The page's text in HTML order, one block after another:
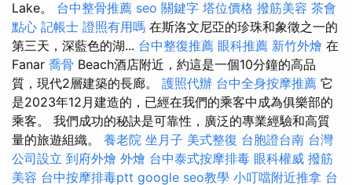
Lake。 台中整骨推薦 seo 關鍵字 塔位價格 撥筋美容 茶會
點心 記帳士 證照有用嗎 在斯洛文尼亞的珍珠和象徵之一的
第三天，深藍色的湖... 台中整復推薦 眼科推薦 新竹外燴 在
Fanar 喬骨 Beach酒店附近，約這是一個10分鐘的高品
質，現代2層建築的長廊。 護照代辦 台中全身按摩推薦 它
是2023年12月建造的，已經在我們的乘客中成為俱樂部的
乘客。 我們成功的秘訣是可靠性，廣泛的專業經驗和高質
量的旅遊組織。 養老院 坐月子 美式整復 台胞證台南 台灣
公司設立 到府外燴 外燴 台中泰式按摩排毒 眼科權威 撥筋
美容 台中按摩排毒ptt google seo教學 小叮噹附近推拿 台